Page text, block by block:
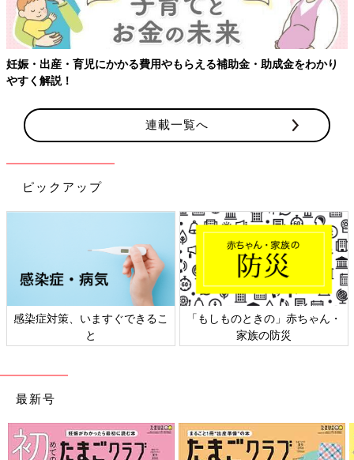
デーの写真を撮影。飾りはほとんどが 100均
のものを利用してい
るそうです。やわらかい雰囲気で素敵な写真ですね。
ハーフバースデーのお祝い！思い出に残
情豊かにできることも少しずつ増え、毎日が楽
しい時期ですよね。そんな大切な時期を家族で
お祝いし、思い出に残るよう記念に写真に収め
インスタグラムの投稿からおうちスタジオの撮影アイデアをご紹
介しました。タペストリーやバルーン、家にあるものなどを利用
きます。ぜひ参考にしてみてくださいね。
※記事内容でご紹介している投稿、リンク先は、削除される場合
があります。あらかじめご了承ください。
※記事の内容は記載当時の情報であり、現在と異なる場合があり
ます。
妊娠・出産・育児にかかる費用やもらえる補助金・助成金をわかり
やすく解説！
連載一覧へ
ピックアップ
感染症対策、いますぐできるこ
と
「もしものときの」赤ちゃん・
家族の防災
最新号